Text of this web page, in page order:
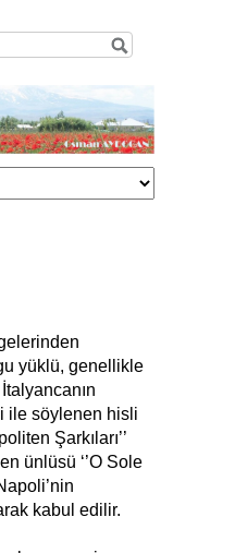
yüklü, genellikle
ile söylenen hisli
Şarkıları’’
ünlüsü ‘’O Sole
kabul edilir.